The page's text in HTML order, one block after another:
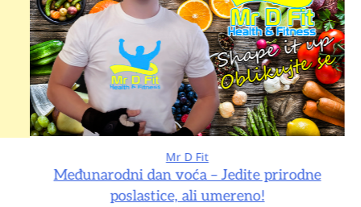
Mr D Fit
Međunarodni dan voća – Jedite prirodne
poslastice, ali umereno!